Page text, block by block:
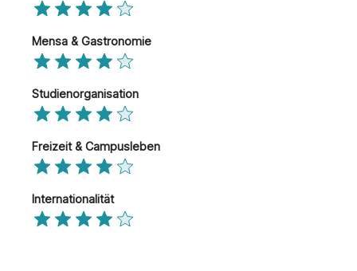
Mensa & Gastronomie
Studienorganisation
Freizeit & Campusleben
Internationalität